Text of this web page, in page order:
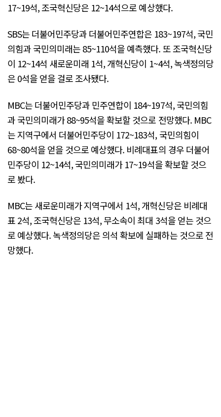
17~19석, 조국혁신당은 12~14석으로 예상했다.
SBS는 더불어민주당과 더불어민주연합은 183~197석, 국민
의힘과 국민의미래는 85~110석을 예측했다. 또 조국혁신당
이 12~14석 새로운미래 1석, 개혁신당이 1~4석, 녹색정의당
은 0석을 얻을 걸로 조사됐다.
MBC는 더불어민주당과 민주연합이 184~197석, 국민의힘
과 국민의미래가 88~95석을 확보할 것으로 전망했다. MBC
는 지역구에서 더불어민주당이 172~183석, 국민의힘이
68~80석을 얻을 것으로 예상했다. 비례대표의 경우 더불어
민주당이 12~14석, 국민의미래가 17~19석을 확보할 것으
로 봤다.
MBC는 새로운미래가 지역구에서 1석, 개혁신당은 비례대
표 2석, 조국혁신당은 13석, 무소속이 최대 3석을 얻는 것으
로 예상했다. 녹색정의당은 의석 확보에 실패하는 것으로 전
망했다.